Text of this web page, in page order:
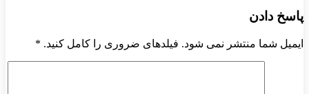
پاسخ دادن
ایمیل شما منتشر نمی شود. فیلدهای ضروری را کامل کنید. *